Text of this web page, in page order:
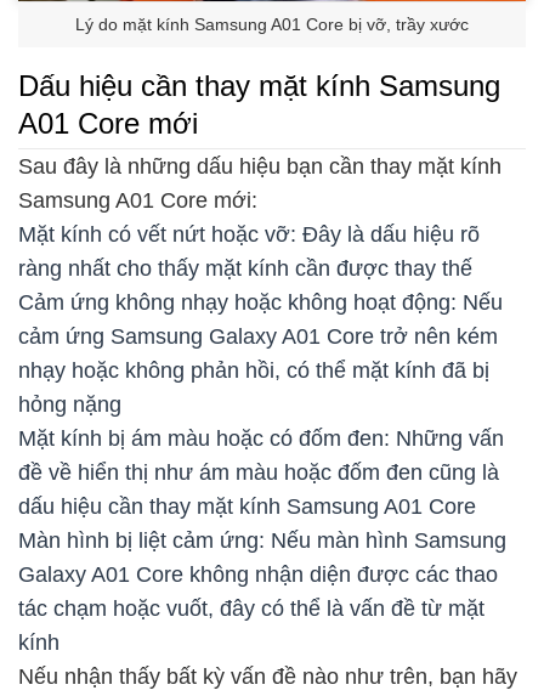
Lý do mặt kính Samsung A01 Core bị vỡ, trầy xước
Dấu hiệu cần thay mặt kính Samsung
A01 Core mới
Sau đây là những dấu hiệu bạn cần thay mặt kính
Samsung A01 Core mới:
Mặt kính có vết nứt hoặc vỡ: Đây là dấu hiệu rõ
ràng nhất cho thấy mặt kính cần được thay thế
Cảm ứng không nhạy hoặc không hoạt động: Nếu
cảm ứng Samsung Galaxy A01 Core trở nên kém
nhạy hoặc không phản hồi, có thể mặt kính đã bị
hỏng nặng
Mặt kính bị ám màu hoặc có đốm đen: Những vấn
đề về hiển thị như ám màu hoặc đốm đen cũng là
dấu hiệu cần thay mặt kính Samsung A01 Core
Màn hình bị liệt cảm ứng: Nếu màn hình Samsung
Galaxy A01 Core không nhận diện được các thao
tác chạm hoặc vuốt, đây có thể là vấn đề từ mặt
kính
Nếu nhận thấy bất kỳ vấn đề nào như trên, bạn hãy